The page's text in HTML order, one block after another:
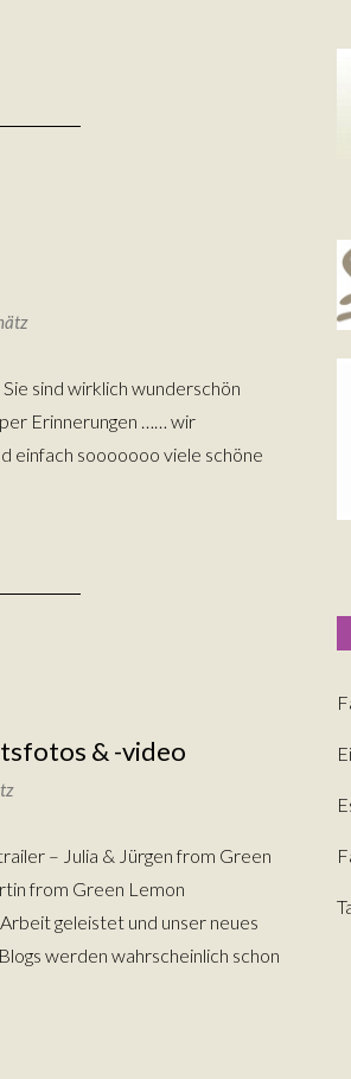
sind wirklich wunderschön
Erinnerungen …… wir
einfach sooooooo viele schöne
& -video
– Julia & Jürgen from Green
from Green Lemon
geleistet und unser neues
werden wahrscheinlich schon